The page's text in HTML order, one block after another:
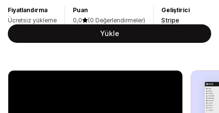
Fiyatlandırma
Ücretsiz yükleme
Puan
0,0
(0 Değerlendirmeler)
Geliştirici
Stripe
Yükle